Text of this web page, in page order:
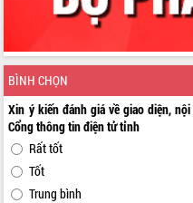
BÌNH CHỌN
Xin ý kiến đánh giá về giao diện,
Cổng thông tin điện tử tỉnh
Rất tốt
Tốt
Trung bình